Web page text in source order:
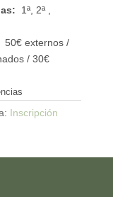
1ª, 2ª ,
50€ externos /
/ 30€
Inscripción